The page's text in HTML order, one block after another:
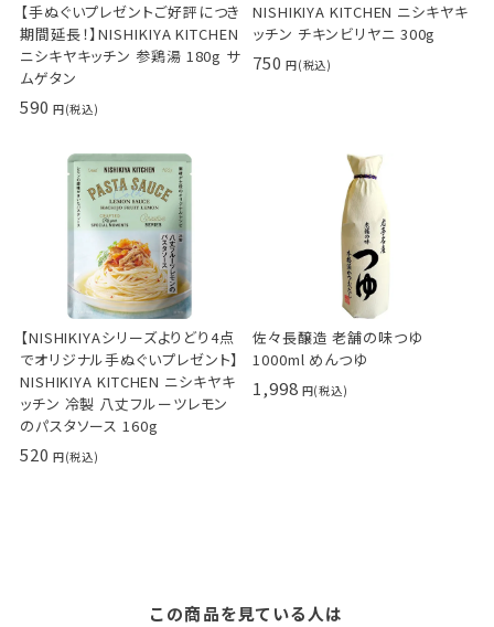
おのり 4
非公開
投稿日
テレビで紹介されていたので、購入しました。しっ
とりしていておやつ代わりに食べてます。味は結構
しっかりしてるので、お茶うけに。夏はそうめんや、
ざるそばなどのつゆに、細かく粉砕して入れると、
カツオの風味がすごいです！美味しさ倍増！冷奴に
もおススメです。
【手ぬぐいプレゼントご好評につき
期間延長！】NISHIKIYA KITCHEN
ニシキヤキッチン 参鶏湯 180g サ
ムゲタン
590
NISHIKIYA KITCHEN ニシキヤキ
ッチン チキンビリヤニ 300g
750
【NISHIKIYAシリーズよりどり4点
でオリジナル手ぬぐいプレゼント】
NISHIKIYA KITCHEN ニシキヤキ
ッチン 冷製 八丈フルーツレモン
のパスタソース 160g
520
佐々長醸造 老舗の味つゆ
1000ml めんつゆ
1,998
この商品を見ている人は